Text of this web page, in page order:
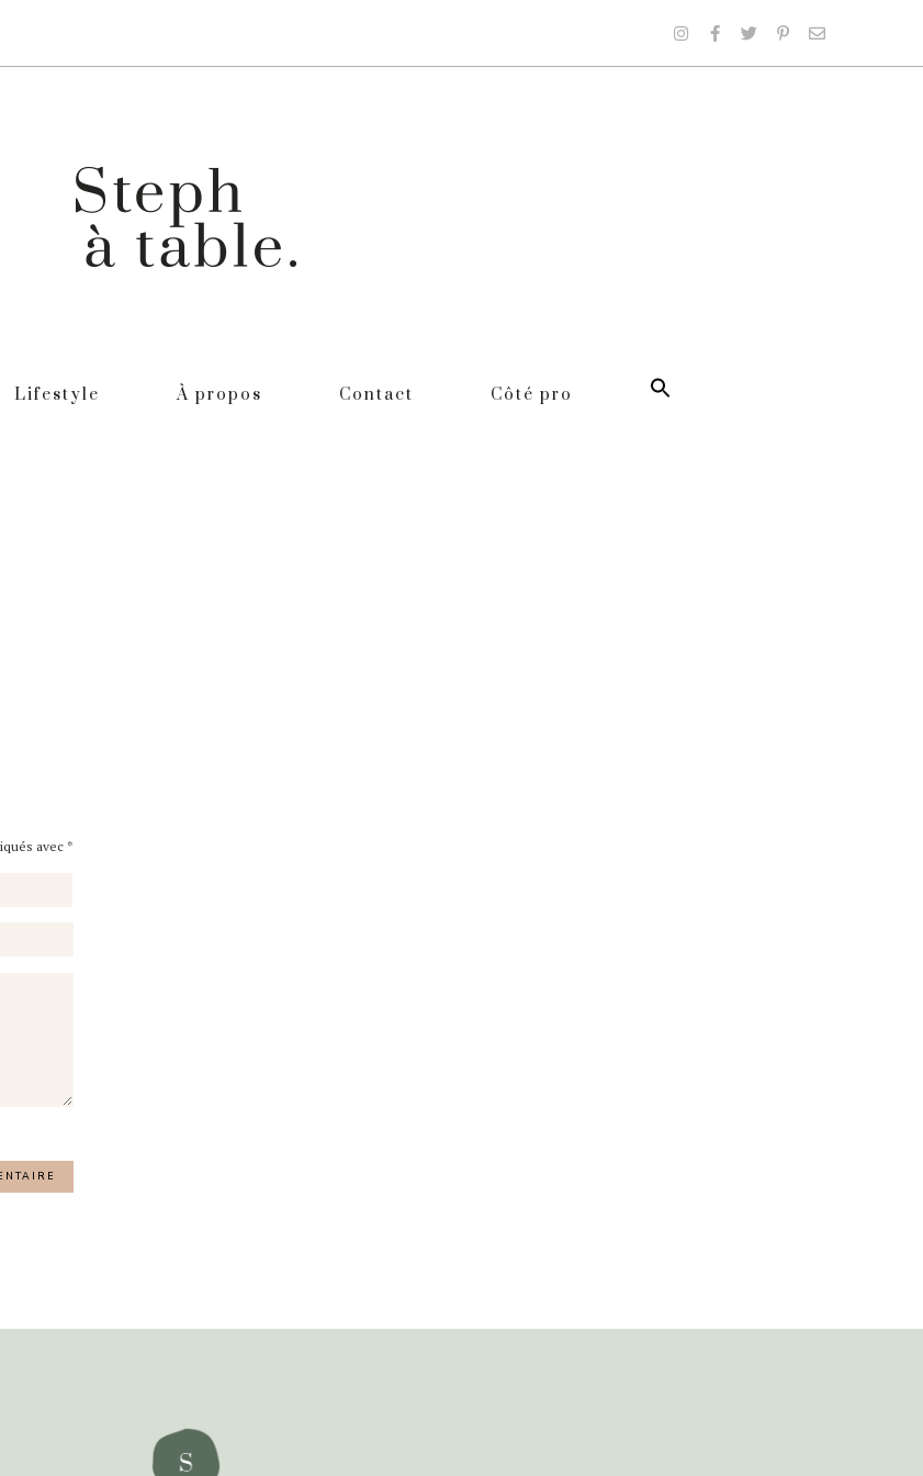
Lifestyle À propos Contact Côté pro
avec *